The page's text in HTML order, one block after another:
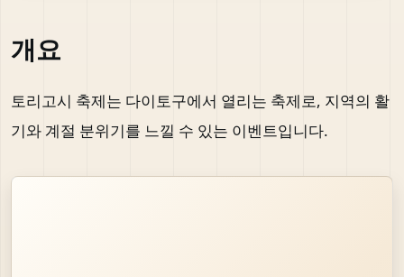
개요
토리고시 축제는 다이토구에서 열리는 축제로, 지역의 활
기와 계절 분위기를 느낄 수 있는 이벤트입니다.